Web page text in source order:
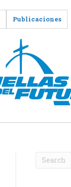
Publicaciones